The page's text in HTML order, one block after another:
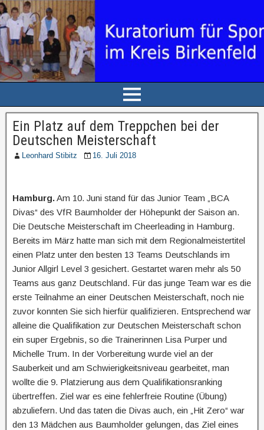
Ein Platz auf dem Treppchen bei der
Deutschen Meisterschaft
Leonhard Stibitz 16. Juli 2018
Hamburg.Am 10. Juni stand für das Junior Team „BCA
Divas“ des VfR Baumholder der Höhepunkt der Saison an.
Die Deutsche Meisterschaft im Cheerleading in Hamburg.
Bereits im März hatte man sich mit dem Regionalmeistertitel
einen Platz unter den besten 13 Teams Deutschlands im
Junior Allgirl Level 3 gesichert. Gestartet waren mehr als 50
Teams aus ganz Deutschland. Für das junge Team war es die
erste Teilnahme an einer Deutschen Meisterschaft, noch nie
zuvor konnten Sie sich hierfür qualifizieren. Entsprechend war
alleine die Qualifikation zur Deutschen Meisterschaft schon
ein super Ergebnis, so die Trainerinnen Lisa Purper und
Michelle Trum. In der Vorbereitung wurde viel an der
Sauberkeit und am Schwierigkeitsniveau gearbeitet, man
wollte die 9. Platzierung aus dem Qualifikationsranking
übertreffen. Ziel war es eine fehlerfreie Routine (Übung)
abzuliefern. Und das taten die Divas auch, ein „Hit Zero“ war
den 13 Mädchen aus Baumholder gelungen, das Ziel eines